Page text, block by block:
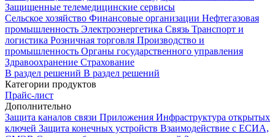
Защищенные телемедицинские сервисы
Сельское хозяйство Финансовые организации Нефтегазовая
промышленность Электроэнергетика Связь Транспорт и
логистика Розничная торговля Производство и
промышленность Органы государственного управления
Здравоохранение Страхование
В раздел решений В раздел решений
Категории продуктов
Прайс-лист
Дополнительно
Защита каналов связи Приложения Инфраструктура открытых
ключей Защита конечных устройств Взаимодействие с ЕСИА,